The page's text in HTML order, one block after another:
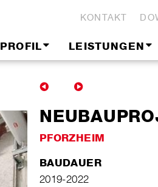
KONTAKT
PROFIL LEISTUNGEN
PFORZHEIM
BAUDAUER
2019-2022